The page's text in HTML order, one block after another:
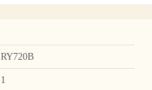
RY720B
1